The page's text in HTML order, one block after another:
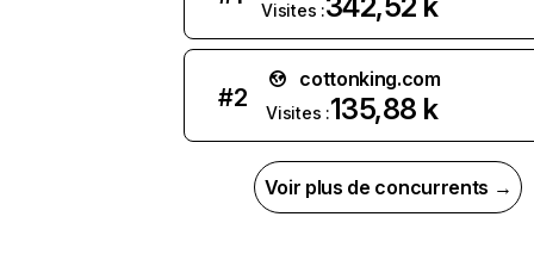
Visites :
#2
cottonking.com
Visites :135,88 k
Voir plus de concurrents →